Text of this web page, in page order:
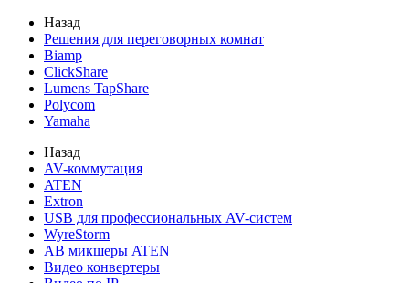
Назад
Решения для переговорных комнат
Biamp
ClickShare
Lumens TapShare
Polycom
Yamaha
Назад
AV-коммутация
ATEN
Extron
USB для профессиональных AV-систем
WyreStorm
АВ микшеры ATEN
Видео конвертеры